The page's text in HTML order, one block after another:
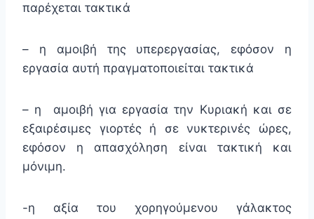
παρέχεται τακτικά
– η αμοιβή της υπερεργασίας, εφόσον η
εργασία αυτή πραγματοποιείται τακτικά
– η αμοιβή για εργασία την Κυριακή και σε
εξαιρέσιμες γιορτές ή σε νυκτερινές ώρες,
εφόσον η απασχόληση είναι τακτική και
μόνιμη.
-η αξία του χορηγούμενου γάλακτος